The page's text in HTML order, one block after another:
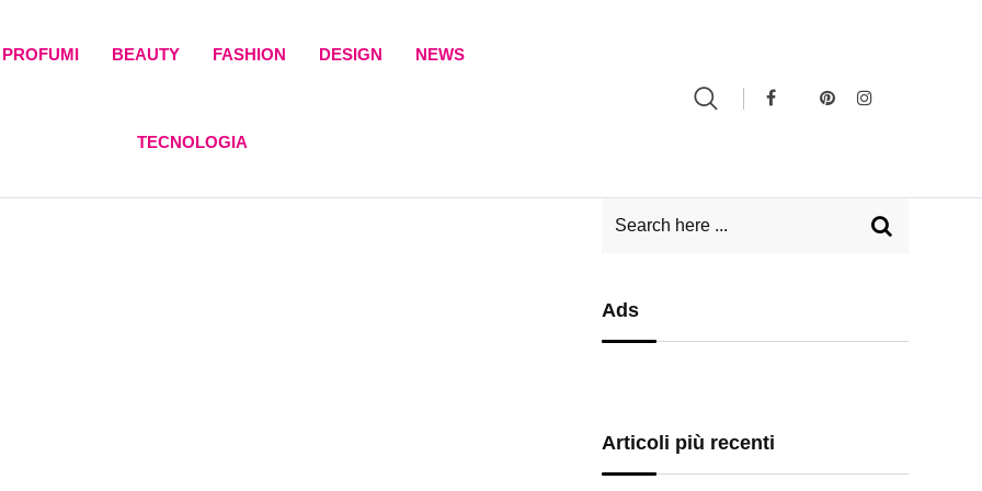
PROFUMI BEAUTY FASHION DESIGN NEWS
TECNOLOGIA
Ads
Articoli più recenti